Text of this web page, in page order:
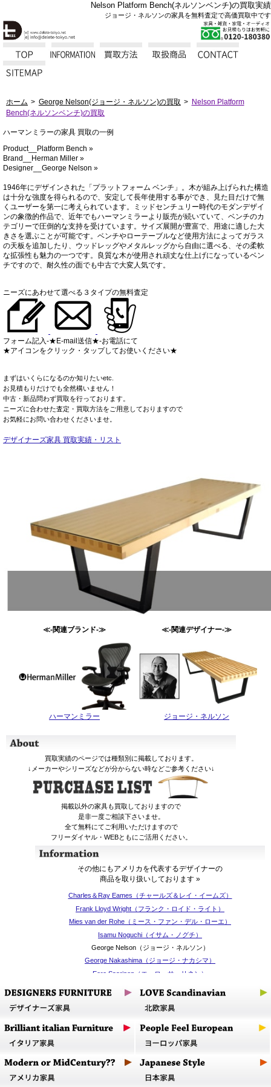
Nelson Platform Bench(ネルソンベンチ)の買取実績
ジョージ・ネルソンの家具を無料査定で高価買取中です
ホーム George Nelson(ジョージ・ネルソン)の買取
Nelson Platform
Bench(ネルソンベンチ)の買取
ハーマンミラーの家具 買取の一例
Product__Platform Bench »
Brand__Herman Miller »
Designer__George Nelson »
1946年にデザインされた「プラットフォーム ベンチ」。木が組み上げられた構造
は十分な強度を得られるので、安定して長年使用する事ができ、見た目だけで無
くユーザーを第一に考えられています。ミッドセンチュリー時代のモダンデザイ
ンの象徴的作品で、近年でもハーマンミラーより販売が続いていて、ベンチのカ
テゴリーで圧倒的な支持を受けています。サイズ展開が豊富で、用途に適した大
きさを選ぶことが可能です。ベンチやローテーブルなど使用方法によってガラス
の天板を追加したり、ウッドレッグやメタルレッグから自由に選べる、その柔軟
な拡張性も魅力の一つです。良質な木が使用され頑丈な仕上げになっているベン
チですので、耐久性の面でも中古で大変人気です。
ニーズにあわせて選べる３タイプの無料査定
フォーム記入-★E-mail送信★-お電話にて
★アイコンをクリック・タップしてお使いください★
まずはいくらになるのか知りたいetc.
お見積もりだけでも全然構いません！
中古・新品問わず買取を行っております。
ニーズに合わせた査定・買取方法をご用意しておりますので
お気軽にお問い合わせくださいませ。
デザイナーズ家具 買取実績・リスト
≪-関連ブランド-≫ ≪-関連デザイナー-≫
ハーマンミラー ジョージ・ネルソン
買取実績のページでは種類別に掲載しております。
↓メーカーやシリーズなどが分からない時などご参考ください↓
掲載以外の家具も買取しておりますので
是非一度ご相談下さいませ。
全て無料にてご利用いただけますので
フリーダイヤル・WEBともにご活用ください。
その他にもアメリカを代表するデザイナーの
商品を取り扱いしております »
Charles＆Ray Eames（チャールズ＆レイ・イームズ）
Frank Lloyd Wright（フランク・ロイド・ライト）
Mies van der Rohe（ミース・ファン・デル・ローエ）
Isamu Noguchi（イサム・ノグチ）
George Nelson（ジョージ・ネルソン）
George Nakashima（ジョージ・ナカシマ）
Eero Saarinen（エーロ・サーリネン）
Norman Cherner（ノーマン・チャーナー）
Warren Platner（ウォーレン・プラットナー）
Eric Pfieffer（エリック・ファイファー）
上記以外のデザイナー、多様なジャンルの製品を
古いアンティークなものから現行品まで、あらゆる
コンディションで取り扱っております